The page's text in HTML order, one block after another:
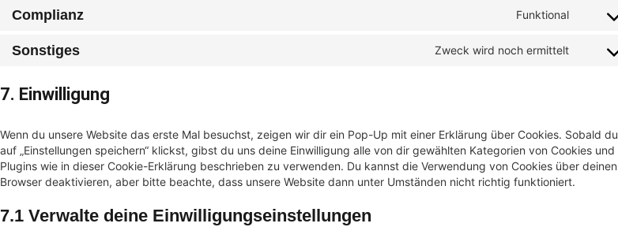
Complianz Funktional
Sonstiges Zweck wird noch ermittelt
7. Einwilligung
Wenn du unsere Website das erste Mal besuchst, zeigen wir dir ein Pop-Up mit einer Erklärung über Cookies. Sobald du
auf „Einstellungen speichern“ klickst, gibst du uns deine Einwilligung alle von dir gewählten Kategorien von Cookies und
Plugins wie in dieser Cookie-Erklärung beschrieben zu verwenden. Du kannst die Verwendung von Cookies über deinen
Browser deaktivieren, aber bitte beachte, dass unsere Website dann unter Umständen nicht richtig funktioniert.
7.1 Verwalte deine Einwilligungseinstellungen